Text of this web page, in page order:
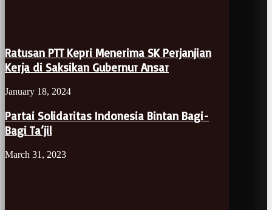
Ratusan PTT Kepri Menerima SK Perjanjian
Kerja di Saksikan Gubernur Ansar
January 18, 2024
Partai Solidaritas Indonesia Bintan Bagi-
Bagi Ta’jil
March 31, 2023